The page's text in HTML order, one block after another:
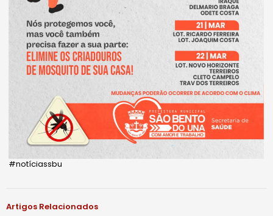
#notíciassbu
Artigos Relacionados